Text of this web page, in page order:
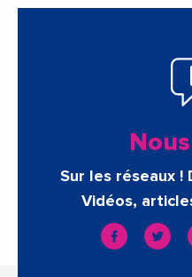
Sur les réseaux !
Vidéos,